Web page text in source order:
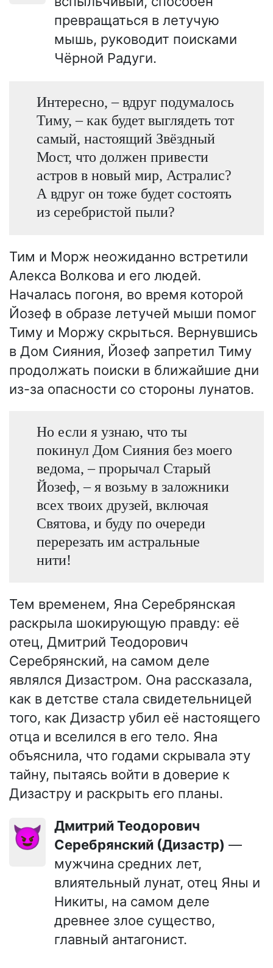
превращаться в летучую
мышь, руководит поисками
Чёрной Радуги.
Интересно, – вдруг подумалось
Тиму, – как будет выглядеть тот
самый, настоящий Звёздный
Мост, что должен привести
астров в новый мир, Астралис?
А вдруг он тоже будет состоять
из серебристой пыли?
Тим и Морж неожиданно встретили
Алекса Волкова и его людей.
Началась погоня, во время которой
Йозеф в образе летучей мыши помог
Тиму и Моржу скрыться. Вернувшись
в Дом Сияния, Йозеф запретил Тиму
продолжать поиски в ближайшие дни
из-за опасности со стороны лунатов.
Но если я узнаю, что ты
покинул Дом Сияния без моего
ведома, – прорычал Старый
Йозеф, – я возьму в заложники
всех твоих друзей, включая
Святова, и буду по очереди
перерезать им астральные
нити!
Тем временем, Яна Серебрянская
раскрыла шокирующую правду: её
отец, Дмитрий Теодорович
Серебрянский, на самом деле
являлся Дизастром. Она рассказала,
как в детстве стала свидетельницей
того, как Дизастр убил её настоящего
отца и вселился в его тело. Яна
объяснила, что годами скрывала эту
тайну, пытаясь войти в доверие к
Дизастру и раскрыть его планы.
😈
Дмитрий Теодорович
Серебрянский (Дизастр) —
мужчина средних лет,
влиятельный лунат, отец Яны и
Никиты, на самом деле
древнее злое существо,
главный антагонист.